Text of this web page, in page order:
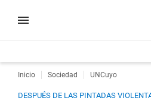
Inicio Sociedad UNCuyo
DESPUÉS DE LAS PINTADAS